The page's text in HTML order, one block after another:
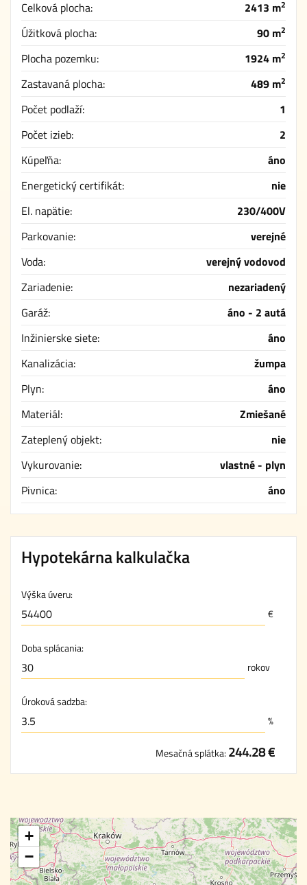
Celková plocha: 2413 m2
Úžitková plocha: 90 m2
Plocha pozemku: 1924 m2
Zastavaná plocha: 489 m2
Počet podlaží:
1
Počet izieb:
2
Kúpeľňa:
áno
Energetický certifikát:
nie
El. napätie:
230/400V
Parkovanie:
verejné
Voda:
verejný vodovod
Zariadenie:
nezariadený
Garáž:
áno - 2 autá
Inžinierske siete:
áno
Kanalizácia:
žumpa
Plyn:
áno
Materiál:
Zmiešané
Zateplený objekt:
nie
Vykurovanie:
vlastné - plyn
Pivnica:
áno
Hypotekárna kalkulačka
Výška úveru:
€
Doba splácania:
rokov
Úroková sadzba:
%
Mesačná splátka: 244.28 €
+
−